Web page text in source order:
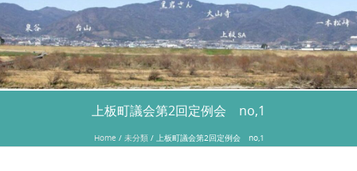
上板町議会第2回定例会 no,1
Home / 未分類/ 上板町議会第2回定例会 no,1